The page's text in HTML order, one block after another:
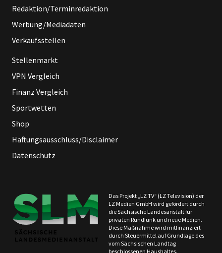
Redaktion/Terminredaktion
Werbung/Mediadaten
Verkaufsstellen
Stellenmarkt
VPN Vergleich
Finanz Vergleich
Sportwetten
Shop
Haftungsausschluss/Disclaimer
Datenschutz
Das Projekt „LZ TV“ (LZ Television) der
LZ Medien GmbH wird gefördert durch
die Sächsische Landesanstalt für
privaten Rundfunk und neue Medien.
Diese Maßnahme wird mitfinanziert
durch Steuermittel auf Grundlage des
vom Sächsischen Landtag
beschlossenen Haushaltes.